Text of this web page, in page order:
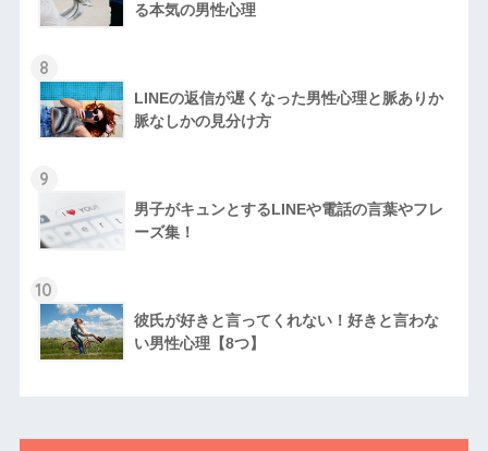
る本気の男性心理
8
LINEの返信が遅くなった男性心理と脈ありか
脈なしかの見分け方
9
男子がキュンとするLINEや電話の言葉やフレ
ーズ集！
10
彼氏が好きと言ってくれない！好きと言わな
い男性心理【8つ】